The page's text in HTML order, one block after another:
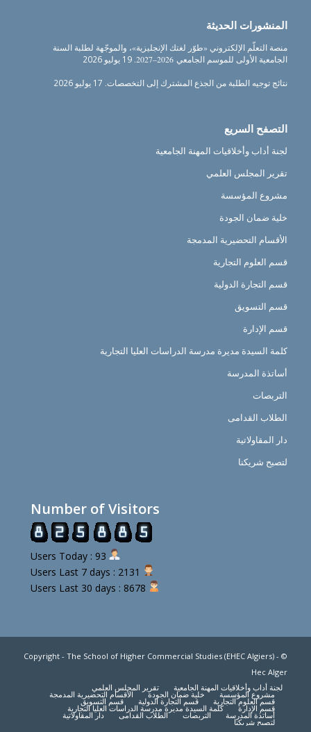
المنشورات الحديثة
منصة التعلّم الإلكتروني «طوّر لغتك الإنجليزية»، والموجّهة لطلبة السنة
الجامعية الأولى للموسم الجامعي 2026–2027.
19 يوليو 2026
نتائج توجيه الطلبة من الجذع المشترك إلى التخصصات. 17 يوليو 2026
التصفح السريع
لجنة أداب وأخلاقيات المهنة الجامعية
تقرير المجلس العلمي
مشروع المؤسسة
خلية ضمان الجودة
الأقسام التحضيرية المدمجة
قسم العلوم التجارية
قسم التجارة الدولية
قسم التسويق
قسم الإدارة
كلمة السيدة مديرة مدرسة الدراسات العليا التجارية
أساتذة المدرسة
التربصات
الطلاب القدامى
دار المقاولاتية
لتصبح شريكنا
Number of Visitors
© Copyright - The School of Higher Commercial Studies (EHEC Algiers) -
Hec Alger
لجنة أداب وأخلاقيات المهنة الجامعية
تقرير المجلس العلمي
مشروع المؤسسة خلية ضمان الجودة الأقسام التحضيرية المدمجة
قسم العلوم التجارية قسم التجارة الدولية قسم التسويق
قسم الإدارة كلمة السيدة مديرة مدرسة الدراسات العليا التجارية
أساتذة المدرسة التربصات الطلاب القدامى دار المقاولاتية
لتصبح شريكنا